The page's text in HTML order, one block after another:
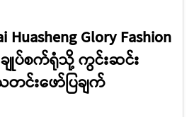
Huasheng Glory Fashion
ျုပ်စက်ရုံသို့ ကွင်းဆင်း
င်းဖော်ပြချက်